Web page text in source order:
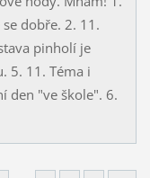
dobře. 2. 11.
pinholí je
5. 11. Téma i
den "ve škole". 6.